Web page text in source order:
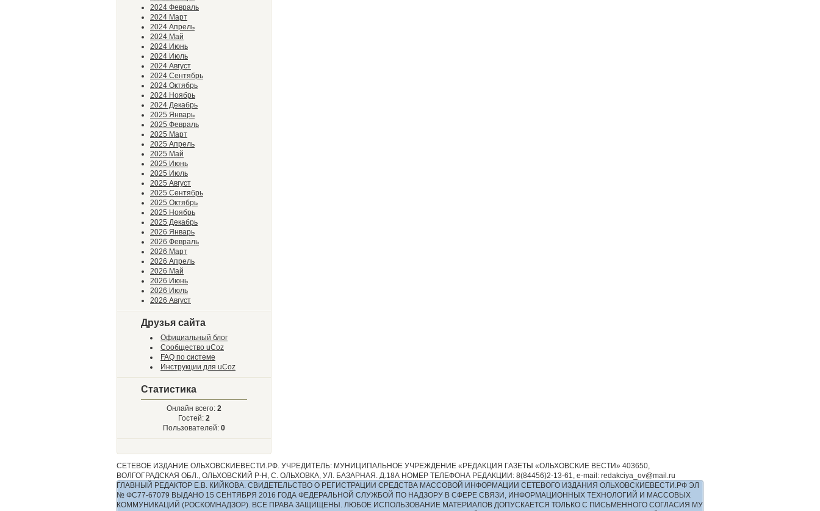
2024 Февраль
2024 Март
2024 Апрель
2024 Май
2024 Июнь
2024 Июль
2024 Август
2024 Сентябрь
2024 Октябрь
2024 Ноябрь
2024 Декабрь
2025 Январь
2025 Февраль
2025 Март
2025 Апрель
2025 Май
2025 Июнь
2025 Июль
2025 Август
2025 Сентябрь
2025 Октябрь
2025 Ноябрь
2025 Декабрь
2026 Январь
2026 Февраль
2026 Март
2026 Апрель
2026 Май
2026 Июнь
2026 Июль
2026 Август
Друзья сайта
Официальный блог
Сообщество uCoz
FAQ по системе
Инструкции для uCoz
Статистика
Онлайн всего: 2
Гостей: 2
Пользователей: 0
СЕТЕВОЕ ИЗДАНИЕ ОЛЬХОВСКИЕВЕСТИ.РФ. УЧРЕДИТЕЛЬ: МУНИЦИПАЛЬНОЕ УЧРЕЖДЕНИЕ «РЕДАКЦИЯ ГАЗЕТЫ «ОЛЬХОВСКИЕ ВЕСТИ» 403650,
ВОЛГОГРАДСКАЯ ОБЛ., ОЛЬХОВСКИЙ Р-Н, С. ОЛЬХОВКА, УЛ. БАЗАРНАЯ. Д.18А НОМЕР ТЕЛЕФОНА РЕДАКЦИИ: 8(84456)2-13-61, e-mail: redakciya_ov@mail.ru
ГЛАВНЫЙ РЕДАКТОР Е.В. КИЙКОВА. СВИДЕТЕЛЬСТВО О РЕГИСТРАЦИИ СРЕДСТВА МАССОВОЙ ИНФОРМАЦИИ СЕТЕВОГО ИЗДАНИЯ ОЛЬХОВСКИЕВЕСТИ.РФ ЭЛ
№ ФС77-67079 ВЫДАНО 15 СЕНТЯБРЯ 2016 ГОДА ФЕДЕРАЛЬНОЙ СЛУЖБОЙ ПО НАДЗОРУ В СФЕРЕ СВЯЗИ, ИНФОРМАЦИОННЫХ ТЕХНОЛОГИЙ И МАССОВЫХ
КОММУНИКАЦИЙ (РОСКОМНАДЗОР). ВСЕ ПРАВА ЗАЩИЩЕНЫ. ЛЮБОЕ ИСПОЛЬЗОВАНИЕ МАТЕРИАЛОВ ДОПУСКАЕТСЯ ТОЛЬКО С ПИСЬМЕННОГО СОГЛАСИЯ МУ